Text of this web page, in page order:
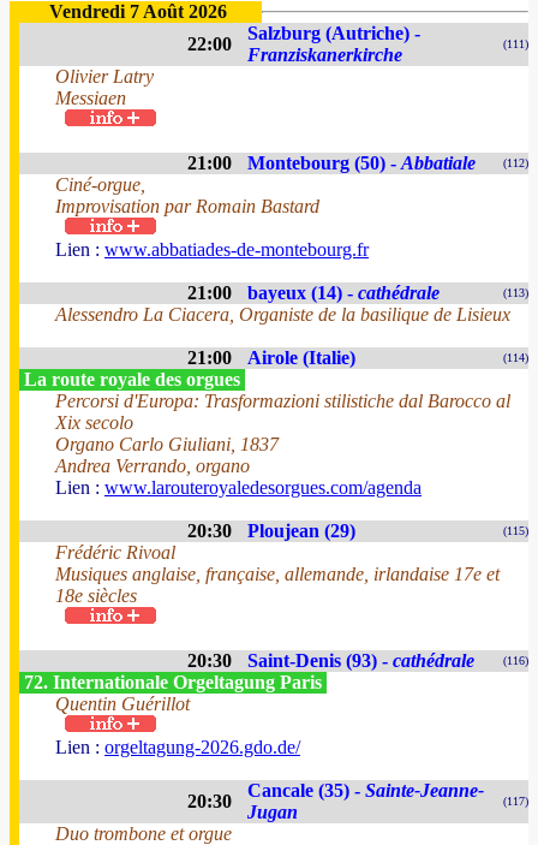
Vendredi 7 Août 2026
22:00
Salzburg (Autriche) -
Franziskanerkirche
(111)
Olivier Latry
Messiaen
21:00 Montebourg (50) - Abbatiale (112)
Ciné-orgue,
Improvisation par Romain Bastard
Lien : www.abbatiades-de-montebourg.fr
21:00 bayeux (14) - cathédrale (113)
Alessendro La Ciacera, Organiste de la basilique de Lisieux
21:00 Airole (Italie) (114)
La route royale des orgues
Percorsi d'Europa: Trasformazioni stilistiche dal Barocco al
Xix secolo
Organo Carlo Giuliani, 1837
Andrea Verrando, organo
Lien : www.larouteroyaledesorgues.com/agenda
20:30 Ploujean (29) (115)
Frédéric Rivoal
Musiques anglaise, française, allemande, irlandaise 17e et
18e siècles
20:30 Saint-Denis (93) - cathédrale (116)
72. Internationale Orgeltagung Paris
Quentin Guérillot
Lien : orgeltagung-2026.gdo.de/
20:30
Cancale (35) - Sainte-Jeanne-
Jugan
(117)
Duo trombone et orgue